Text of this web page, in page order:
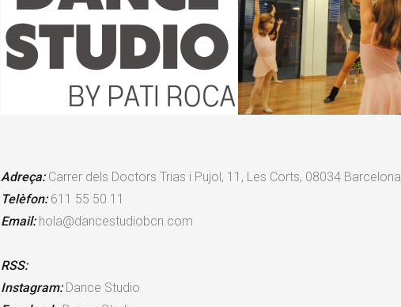
Adreça: Carrer dels Doctors Trias i Pujol, 11, Les Corts, 08034 Barcelona
Telèfon: 611 55 50 11
Email: hola@dancestudiobcn.com
RSS:
Instagram: Dance Studio